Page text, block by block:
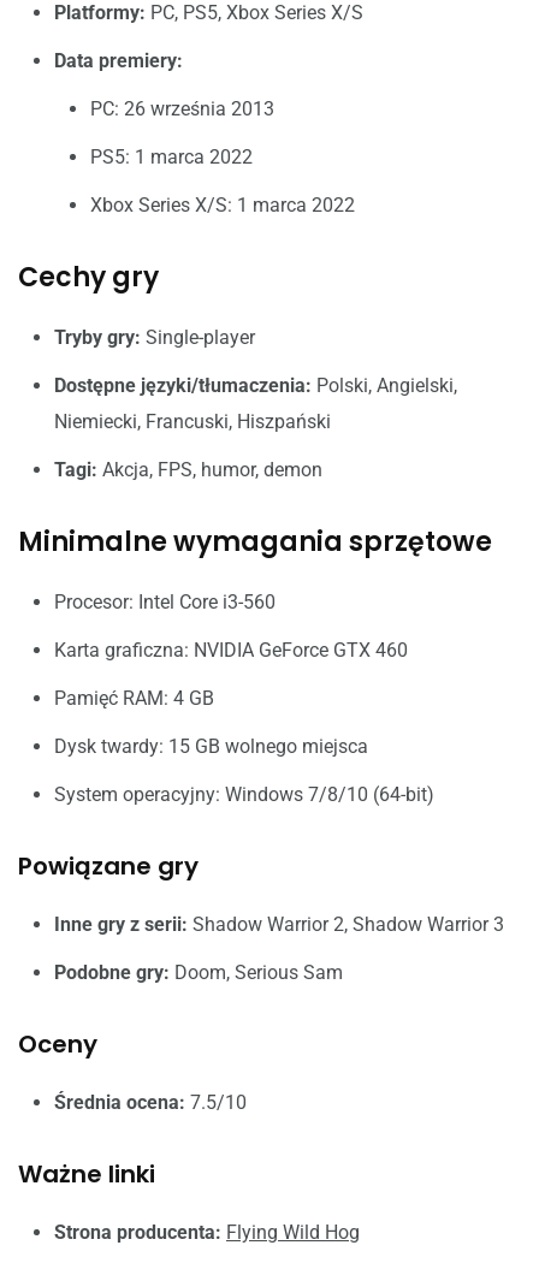
Platformy: PC, PS5, Xbox Series X/S
Data premiery:
PC: 26 września 2013
PS5: 1 marca 2022
Xbox Series X/S: 1 marca 2022
Cechy gry
Tryby gry: Single-player
Dostępne języki/tłumaczenia: Polski, Angielski,
Niemiecki, Francuski, Hiszpański
Tagi: Akcja, FPS, humor, demon
Minimalne wymagania sprzętowe
Procesor: Intel Core i3-560
Karta graficzna: NVIDIA GeForce GTX 460
Pamięć RAM: 4 GB
Dysk twardy: 15 GB wolnego miejsca
System operacyjny: Windows 7/8/10 (64-bit)
Powiązane gry
Inne gry z serii: Shadow Warrior 2, Shadow Warrior 3
Podobne gry: Doom, Serious Sam
Oceny
Średnia ocena: 7.5/10
Ważne linki
Strona producenta: Flying Wild Hog